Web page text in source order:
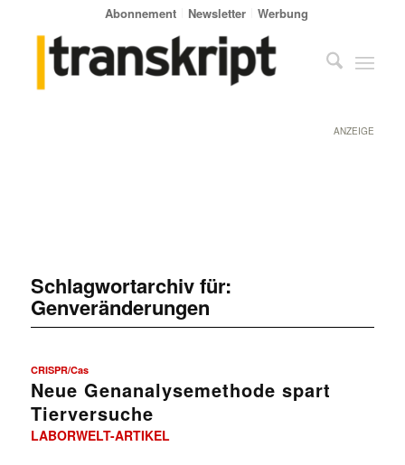
Abonnement Newsletter Werbung
ANZEIGE
Schlagwortarchiv für:
Genveränderungen
CRISPR/Cas
Neue Genanalysemethode spart
Tierversuche
LABORWELT-ARTIKEL